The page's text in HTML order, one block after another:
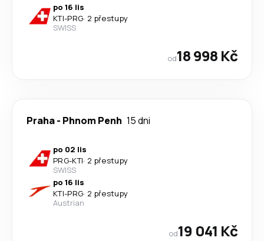
po 16 lis
KTI-PRG· 2 přestupy
SWISS
od18 998 Kč
Praha- Phnom Penh 15 dni
po 02 lis
PRG-KTI· 2 přestupy
SWISS
po 16 lis
KTI-PRG· 2 přestupy
Austrian
od19 041 Kč